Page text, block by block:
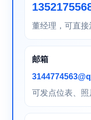
董经理，可直接
邮箱
可发点位表、